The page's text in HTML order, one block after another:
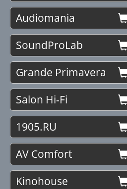
Audiomania
SoundProLab
Grande Primavera
Salon Hi-Fi
1905.RU
AV Comfort
Kinohouse